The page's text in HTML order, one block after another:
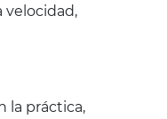
velocidad,
la práctica,